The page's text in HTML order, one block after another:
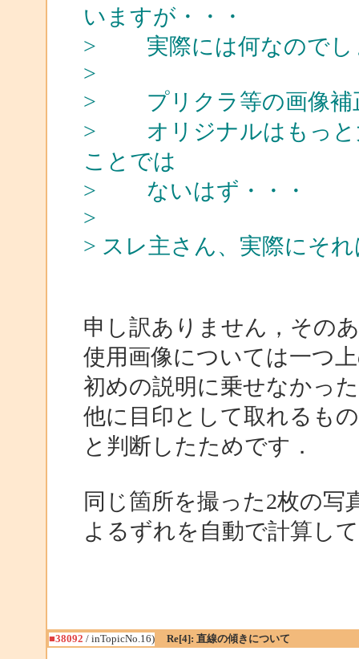
いますが・・・
> 実際には何なのでし
>
> プリクラ等の画像補
> オリジナルはもっと
ことでは
> ないはず・・・
>
> スレ主さん、実際にそ
申し訳ありません，その
使用画像については一つ
初めの説明に乗せなかっ
他に目印として取れるも
と判断したためです．
同じ箇所を撮った2枚の
よるずれを自動で計算し
■38092 / inTopicNo.16) Re[4]: 直線の傾きについて